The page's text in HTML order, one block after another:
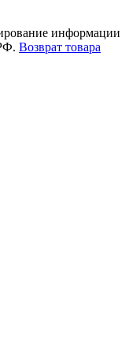
информации
Возврат товара